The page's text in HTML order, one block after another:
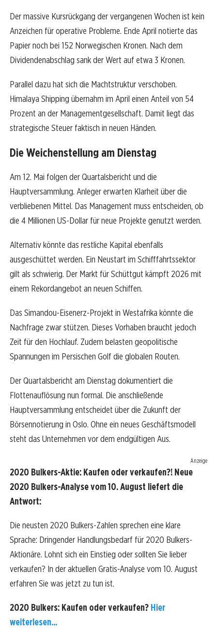
Der massive Kursrückgang der vergangenen Wochen ist kein
Anzeichen für operative Probleme. Ende April notierte das
Papier noch bei 152 Norwegischen Kronen. Nach dem
Dividendenabschlag sank der Wert auf etwa 3 Kronen.
Parallel dazu hat sich die Machtstruktur verschoben.
Himalaya Shipping übernahm im April einen Anteil von 54
Prozent an der Managementgesellschaft. Damit liegt das
strategische Steuer faktisch in neuen Händen.
Die Weichenstellung am Dienstag
Am 12. Mai folgen der Quartalsbericht und die
Hauptversammlung. Anleger erwarten Klarheit über die
verbliebenen Mittel. Das Management muss entscheiden, ob
die 4 Millionen US-Dollar für neue Projekte genutzt werden.
Alternativ könnte das restliche Kapital ebenfalls
ausgeschüttet werden. Ein Neustart im Schifffahrtssektor
gilt als schwierig. Der Markt für Schüttgut kämpft 2026 mit
einem Rekordangebot an neuen Schiffen.
Das Simandou-Eisenerz-Projekt in Westafrika könnte die
Nachfrage zwar stützen. Dieses Vorhaben braucht jedoch
Zeit für den Hochlauf. Zudem belasten geopolitische
Spannungen im Persischen Golf die globalen Routen.
Der Quartalsbericht am Dienstag dokumentiert die
Flottenauflösung nun formal. Die anschließende
Hauptversammlung entscheidet über die Zukunft der
Börsennotierung in Oslo. Ohne ein neues Geschäftsmodell
steht das Unternehmen vor dem endgültigen Aus.
Anzeige
2020 Bulkers-Aktie: Kaufen oder verkaufen?! Neue
2020 Bulkers-Analyse vom 10. August liefert die
Antwort:
Die neusten 2020 Bulkers-Zahlen sprechen eine klare
Sprache: Dringender Handlungsbedarf für 2020 Bulkers-
Aktionäre. Lohnt sich ein Einstieg oder sollten Sie lieber
verkaufen? In der aktuellen Gratis-Analyse vom 10. August
erfahren Sie was jetzt zu tun ist.
2020 Bulkers: Kaufen oder verkaufen? Hier
weiterlesen...